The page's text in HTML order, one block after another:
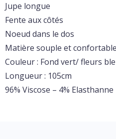
Jupe longue
Fente aux côtés
Noeud dans le dos
Matière souple et confortable
Couleur : Fond vert/ fleurs
Longueur : 105cm
96% Viscose – 4% Elasthanne